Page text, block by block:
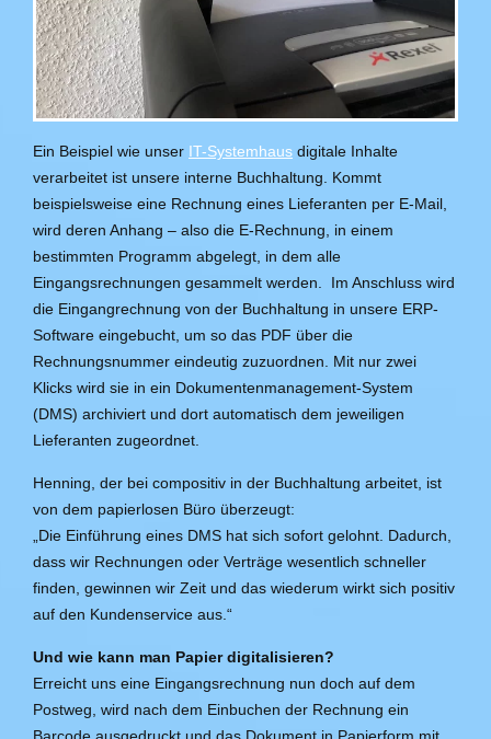
Ein Beispiel wie unser IT-Systemhaus digitale Inhalte
verarbeitet ist unsere interne Buchhaltung. Kommt
beispielsweise eine Rechnung eines Lieferanten per E-Mail,
wird deren Anhang – also die E-Rechnung, in einem
bestimmten Programm abgelegt, in dem alle
Eingangsrechnungen gesammelt werden. Im Anschluss wird
die Eingangrechnung von der Buchhaltung in unsere ERP-
Software eingebucht, um so das PDF über die
Rechnungsnummer eindeutig zuzuordnen. Mit nur zwei
Klicks wird sie in ein Dokumentenmanagement-System
(DMS) archiviert und dort automatisch dem jeweiligen
Lieferanten zugeordnet.
Henning, der bei compositiv in der Buchhaltung arbeitet, ist
von dem papierlosen Büro überzeugt:
„Die Einführung eines DMS hat sich sofort gelohnt. Dadurch,
dass wir Rechnungen oder Verträge wesentlich schneller
finden, gewinnen wir Zeit und das wiederum wirkt sich positiv
auf den Kundenservice aus.“
Und wie kann man Papier digitalisieren?
Erreicht uns eine Eingangsrechnung nun doch auf dem
Postweg, wird nach dem Einbuchen der Rechnung ein